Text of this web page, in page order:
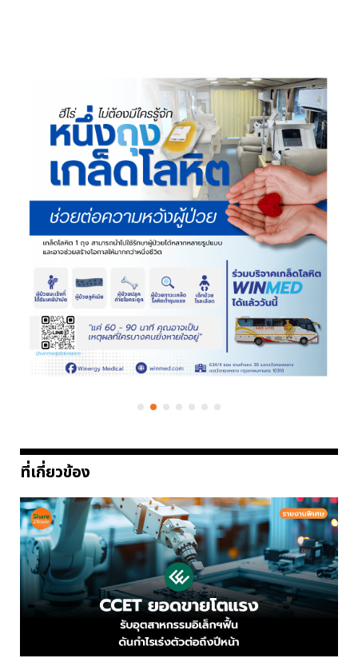
ที่เกี่ยวข้อง